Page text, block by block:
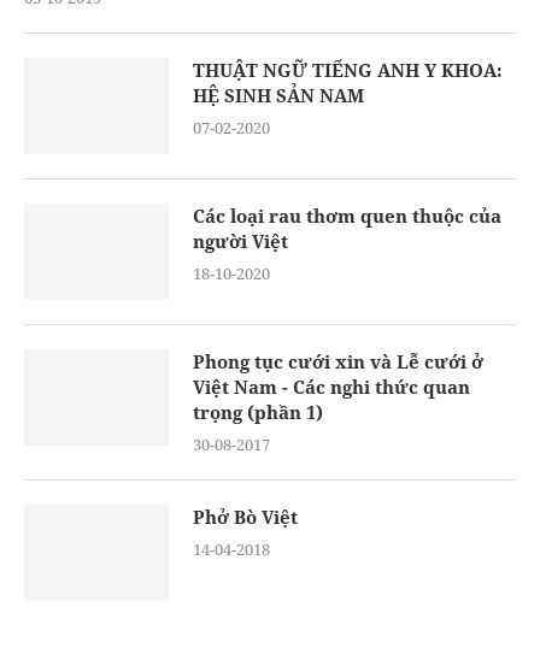
THUẬT NGỮ TIẾNG ANH Y KHOA:
HỆ SINH SẢN NAM
07-02-2020
Các loại rau thơm quen thuộc của
người Việt
18-10-2020
Phong tục cưới xin và Lễ cưới ở
Việt Nam - Các nghi thức quan
trọng (phần 1)
30-08-2017
Phở Bò Việt
14-04-2018